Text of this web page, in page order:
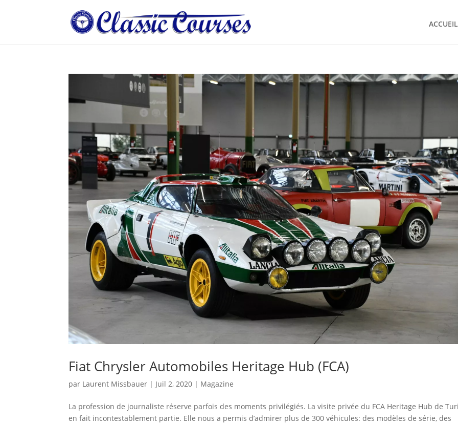
ACCUEIL
Fiat Chrysler Automobiles Heritage Hub (FCA)
par Laurent Missbauer | Juil 2, 2020 | Magazine
La profession de journaliste réserve parfois des moments privilégiés. La visite privée du FCA Heritage Hub de
en fait incontestablement partie. Elle nous a permis d’admirer plus de 300 véhicules: des modèles de série, des